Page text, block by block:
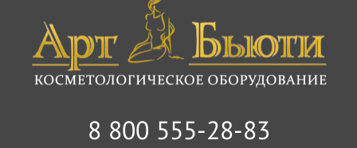
8 800 555-28-83